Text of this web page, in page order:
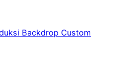
Backdrop Custom